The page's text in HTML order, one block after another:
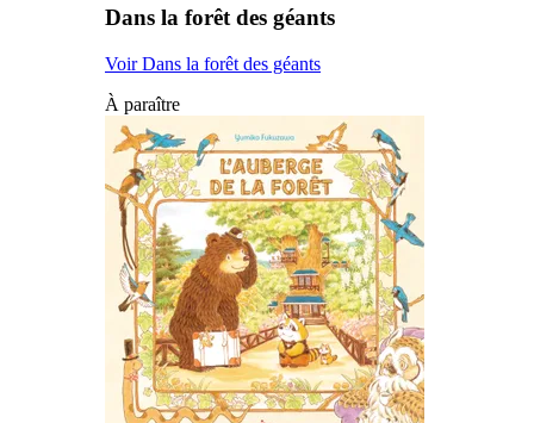
Dans la forêt des géants
Voir Dans la forêt des géants
À paraître